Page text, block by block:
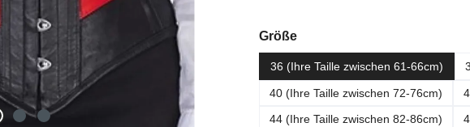
Größeauswählen
36 (Ihre Taille zwischen 61-66cm)
40 (Ihre Taille zwischen 72-76cm)
44 (Ihre Taille zwischen 82-86cm)